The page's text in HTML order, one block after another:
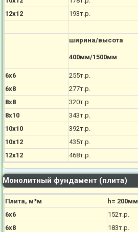
12х12
193т.р.
ширина/высота
400мм/1500мм
6х6 255т.р.
6х8
277т.р.
8х8
320т.р.
8х10
343т.р.
10х10
392т.р.
10х12
435т.р.
12х12
468т.р.
Монолитный фундамент (плита)
Плита, м*м h= 200мм
6х6
152т.р.
6х8
183т.р.